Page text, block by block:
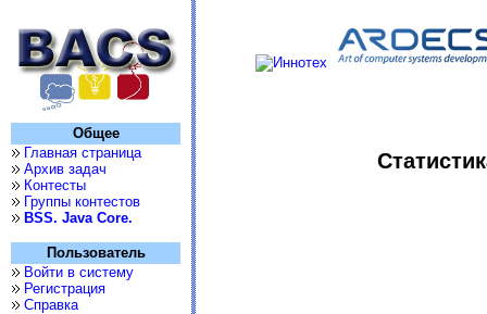
Общее
Главная страница
Архив задач
Контесты
Группы контестов
BSS. Java Core.
Пользователь
Войти в систему
Регистрация
Справка